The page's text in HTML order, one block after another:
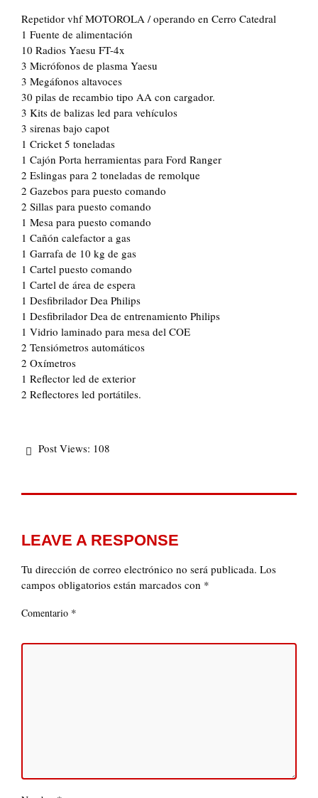
Repetidor vhf MOTOROLA / operando en Cerro Catedral
1 Fuente de alimentación
10 Radios Yaesu FT-4x
3 Micrófonos de plasma Yaesu
3 Megáfonos altavoces
30 pilas de recambio tipo AA con cargador.
3 Kits de balizas led para vehículos
3 sirenas bajo capot
1 Cricket 5 toneladas
1 Cajón Porta herramientas para Ford Ranger
2 Eslingas para 2 toneladas de remolque
2 Gazebos para puesto comando
2 Sillas para puesto comando
1 Mesa para puesto comando
1 Cañón calefactor a gas
1 Garrafa de 10 kg de gas
1 Cartel puesto comando
1 Cartel de área de espera
1 Desfibrilador Dea Philips
1 Desfibrilador Dea de entrenamiento Philips
1 Vidrio laminado para mesa del COE
2 Tensiómetros automáticos
2 Oxímetros
1 Reflector led de exterior
2 Reflectores led portátiles.
Post Views: 108
LEAVE A RESPONSE
Tu dirección de correo electrónico no será publicada. Los
campos obligatorios están marcados con *
Comentario *